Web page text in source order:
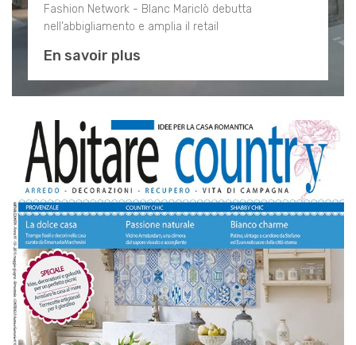
Fashion Network - Blanc Mariclò debutta
nell’abbigliamento e amplia il retail
En savoir plus